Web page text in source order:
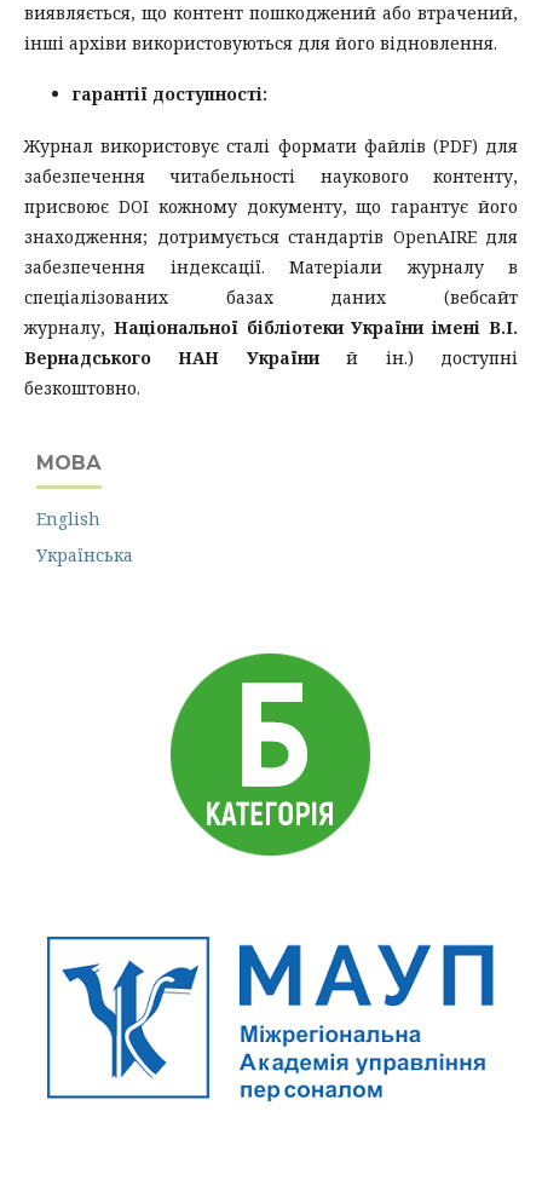
виявляється, що контент пошкоджений або втрачений,
інші архіви використовуються для його відновлення.
гарантії доступності:
Журнал використовує сталі формати файлів (PDF) для
забезпечення читабельності наукового контенту,
присвоює DOI кожному документу, що гарантує його
знаходження; дотримується стандартів OpenAIRE для
забезпечення індексації. Матеріали журналу в
спеціалізованих базах даних (вебсайт
журналу, Національної бібліотеки України імені В.І.
Вернадського НАН Україний ін.) доступні
безкоштовно.
МОВА
English
Українська